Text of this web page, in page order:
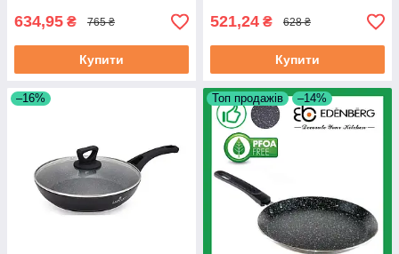
634,95 ₴ 765 ₴
Купити
521,24 ₴ 628 ₴
Купити
–16% Топ продажів –14%